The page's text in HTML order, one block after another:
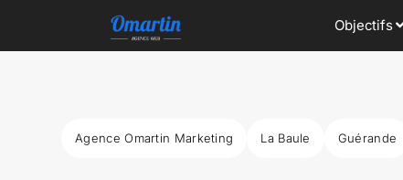
Objectifs
Agence Omartin Marketing La Baule Guérande